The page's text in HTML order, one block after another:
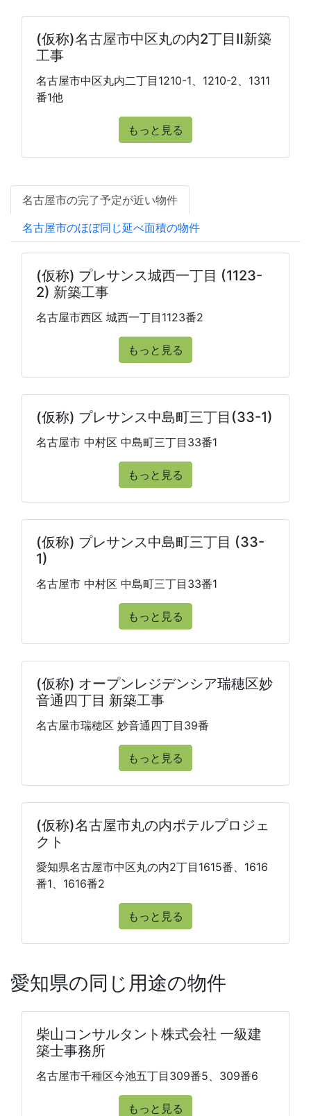
(仮称)名古屋市中区丸の内2丁目Ⅱ新築
工事
名古屋市中区丸内二丁目1210-1、1210-2、1311
番1他
もっと見る
名古屋市の完了予定が近い物件
名古屋市のほぼ同じ延べ面積の物件
(仮称) プレサンス城西一丁目 (1123-
2) 新築工事
名古屋市西区 城西一丁目1123番2
もっと見る
(仮称) プレサンス中島町三丁目(33-1)
名古屋市 中村区 中島町三丁目33番1
もっと見る
(仮称) プレサンス中島町三丁目 (33-
1)
名古屋市 中村区 中島町三丁目33番1
もっと見る
(仮称) オープンレジデンシア瑞穂区妙
音通四丁目 新築工事
名古屋市瑞穂区 妙音通四丁目39番
もっと見る
(仮称)名古屋市丸の内ポテルプロジェ
クト
愛知県名古屋市中区丸の内2丁目1615番、1616
番1、1616番2
もっと見る
愛知県の同じ用途の物件
柴山コンサルタント株式会社 一級建
築士事務所
名古屋市千種区今池五丁目309番5、309番6
もっと見る